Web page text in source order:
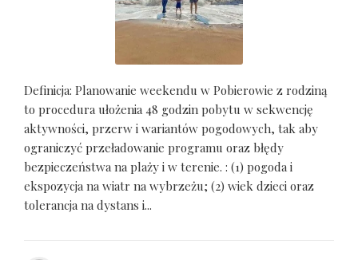
Definicja: Planowanie weekendu w Pobierowie z rodziną
to procedura ułożenia 48 godzin pobytu w sekwencję
aktywności, przerw i wariantów pogodowych, tak aby
ograniczyć przeładowanie programu oraz błędy
bezpieczeństwa na plaży i w terenie. : (1) pogoda i
ekspozycja na wiatr na wybrzeżu; (2) wiek dzieci oraz
tolerancja na dystans i...